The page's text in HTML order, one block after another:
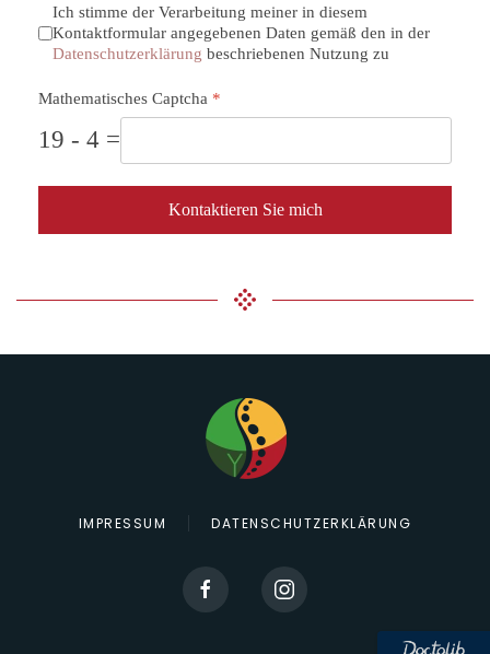
Ich stimme der Verarbeitung meiner in diesem
Kontaktformular angegebenen Daten gemäß den in der
Datenschutzerklärung beschriebenen Nutzung zu
Mathematisches Captcha *
19 - 4 =
Kontaktieren Sie mich
IMPRESSUM DATENSCHUTZERKLÄRUNG